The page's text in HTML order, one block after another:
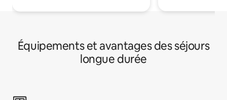
Équipements et avantages des séjours
longue durée